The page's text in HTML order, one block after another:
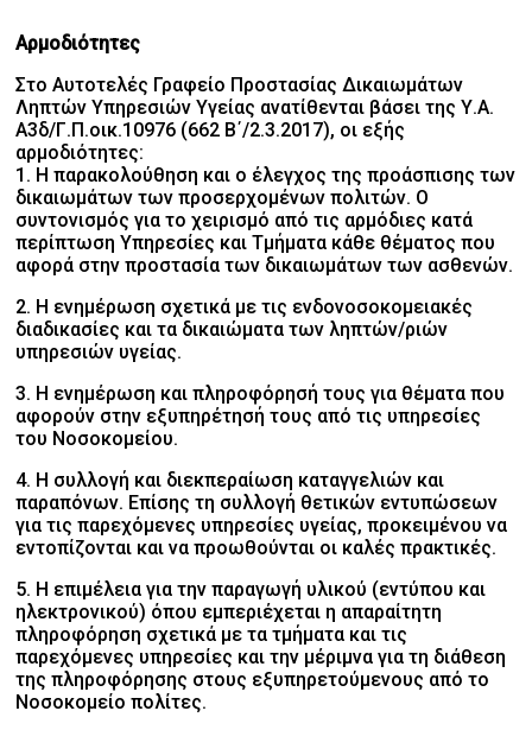
Αρμοδιότητες
Στο Αυτοτελές Γραφείο Προστασίας Δικαιωμάτων
Ληπτών Υπηρεσιών Υγείας ανατίθενται βάσει της Υ.Α.
Α3δ/Γ.Π.οικ.10976 (662 Β΄/2.3.2017), οι εξής
αρμοδιότητες:
1. Η παρακολούθηση και ο έλεγχος της προάσπισης των
δικαιωμάτων των προσερχομένων πολιτών. Ο
συντονισμός για το χειρισμό από τις αρμόδιες κατά
περίπτωση Υπηρεσίες και Τμήματα κάθε θέματος που
αφορά στην προστασία των δικαιωμάτων των ασθενών.
2. Η ενημέρωση σχετικά με τις ενδονοσοκομειακές
διαδικασίες και τα δικαιώματα των ληπτών/ριών
υπηρεσιών υγείας.
3. Η ενημέρωση και πληροφόρησή τους για θέματα που
αφορούν στην εξυπηρέτησή τους από τις υπηρεσίες
του Νοσοκομείου.
4. Η συλλογή και διεκπεραίωση καταγγελιών και
παραπόνων. Επίσης τη συλλογή θετικών εντυπώσεων
για τις παρεχόμενες υπηρεσίες υγείας, προκειμένου να
εντοπίζονται και να προωθούνται οι καλές πρακτικές.
5. Η επιμέλεια για την παραγωγή υλικού (εντύπου και
ηλεκτρονικού) όπου εμπεριέχεται η απαραίτητη
πληροφόρηση σχετικά με τα τμήματα και τις
παρεχόμενες υπηρεσίες και την μέριμνα για τη διάθεση
της πληροφόρησης στους εξυπηρετούμενους από το
Νοσοκομείο πολίτες.